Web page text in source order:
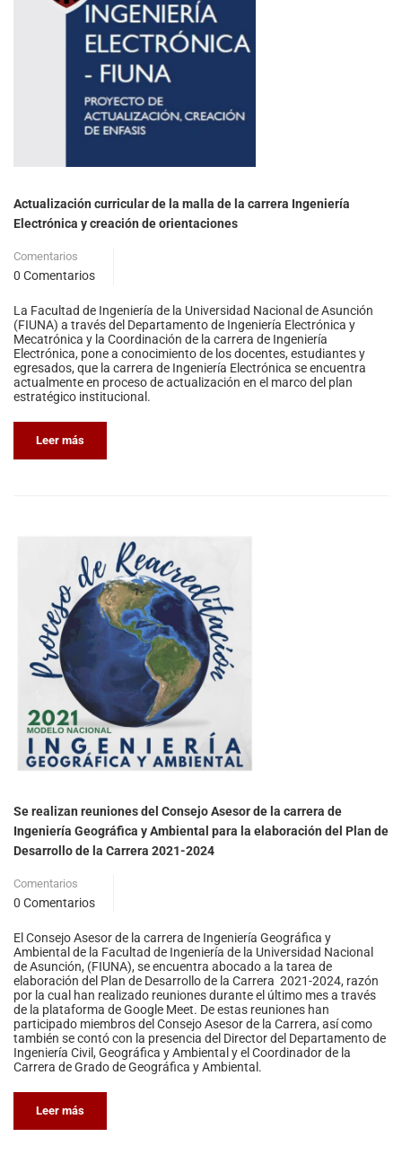
Actualización curricular de la malla de la carrera Ingeniería
Electrónica y creación de orientaciones
Comentarios
0 Comentarios
La Facultad de Ingeniería de la Universidad Nacional de Asunción
(FIUNA) a través del Departamento de Ingeniería Electrónica y
Mecatrónica y la Coordinación de la carrera de Ingeniería
Electrónica, pone a conocimiento de los docentes, estudiantes y
egresados, que la carrera de Ingeniería Electrónica se encuentra
actualmente en proceso de actualización en el marco del plan
estratégico institucional.
Leer más
Se realizan reuniones del Consejo Asesor de la carrera de
Ingeniería Geográfica y Ambiental para la elaboración del Plan de
Desarrollo de la Carrera 2021-2024
Comentarios
0 Comentarios
El Consejo Asesor de la carrera de Ingeniería Geográfica y
Ambiental de la Facultad de Ingeniería de la Universidad Nacional
de Asunción, (FIUNA), se encuentra abocado a la tarea de
elaboración del Plan de Desarrollo de la Carrera 2021-2024, razón
por la cual han realizado reuniones durante el último mes a través
de la plataforma de Google Meet. De estas reuniones han
participado miembros del Consejo Asesor de la Carrera, así como
también se contó con la presencia del Director del Departamento de
Ingeniería Civil, Geográfica y Ambiental y el Coordinador de la
Carrera de Grado de Geográfica y Ambiental.
Leer más